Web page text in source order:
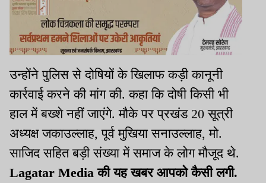
उन्होंने पुलिस से दोषियों के खिलाफ कड़ी कानूनी
कार्रवाई करने की मांग की. कहा कि दोषी किसी भी
हाल में बख्शे नहीं जाएंगे. मौके पर प्रखंड 20 सूत्री
अध्यक्ष जकाउल्लाह, पूर्व मुखिया सनाउल्लाह, मो.
साजिद सहित बड़ी संख्या में समाज के लोग मौजूद थे.
Lagatar Media की यह खबर आपको कैसी लगी.